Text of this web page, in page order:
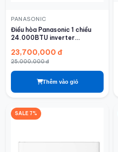
PANASONIC
Điều hòa Panasonic 1 chiều
24.000BTU inverter
23,700,000 đ
25,000,000 đ
Thêm vào giỏ
SALE 7%